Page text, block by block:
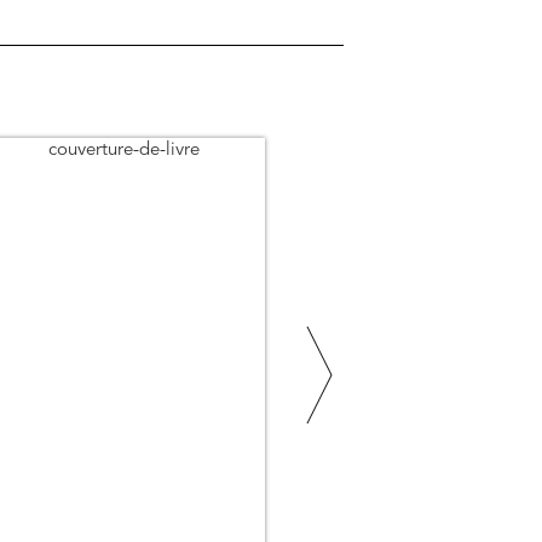
de fictionnalisme
et la « question nationale », de